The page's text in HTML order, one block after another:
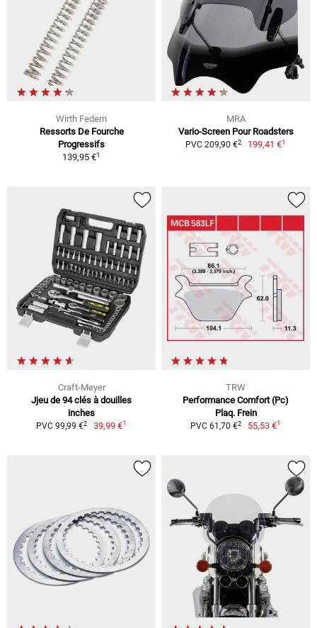
Wirth Federn
Ressorts De Fourche
Progressifs
139,95 €1
MRA
Vario-Screen Pour Roadsters
PVC 209,90 €2 199,41 €1
Craft-Meyer
Jjeu de 94 clés à douilles
inches
PVC 99,99 €2 39,99 €1
TRW
Performance Comfort (Pc)
Plaq. Frein
PVC 61,70 €2 55,53 €1